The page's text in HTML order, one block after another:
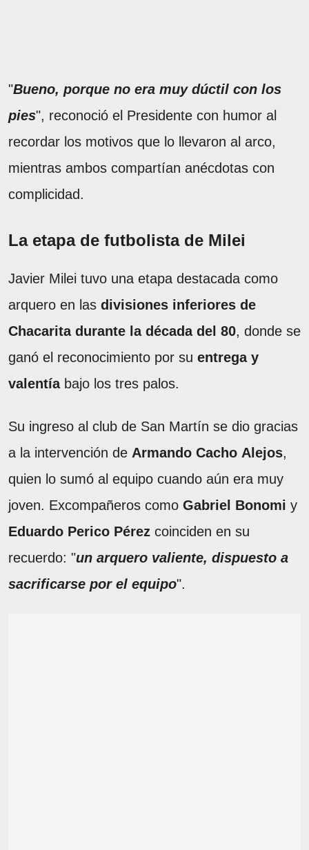
"Bueno, porque no era muy dúctil con los
pies", reconoció el Presidente con humor al
recordar los motivos que lo llevaron al arco,
mientras ambos compartían anécdotas con
complicidad.
La etapa de futbolista de Milei
Javier Milei tuvo una etapa destacada como
arquero en las divisiones inferiores de
Chacarita durante la década del 80, donde se
ganó el reconocimiento por su entrega y
valentíabajo los tres palos.
Su ingreso al club de San Martín se dio gracias
a la intervención de Armando Cacho Alejos,
quien lo sumó al equipo cuando aún era muy
joven. Excompañeros como Gabriel Bonomi y
Eduardo Perico Pérez coinciden en su
recuerdo: "un arquero valiente, dispuesto a
sacrificarse por el equipo".